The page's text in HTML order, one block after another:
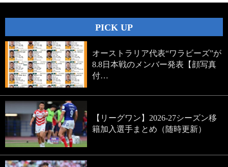
PICK UP
オーストラリア代表“ワラビーズ”が
8.8日本戦のメンバー発表【顔写真
付…
【リーグワン】2026-27シーズン移
籍加入選手まとめ（随時更新）